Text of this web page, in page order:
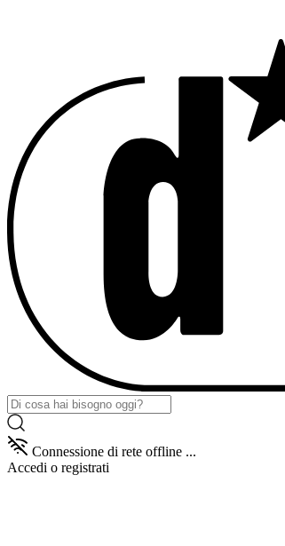
Connessione di rete offline ...
Accedi o registrati